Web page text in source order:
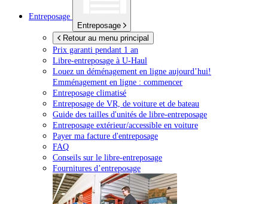
Entreposage
Entreposage
Retour au menu principal
Prix garanti pendant 1 an
Libre-entreposage à U-Haul
Louez un déménagement en ligne aujourd’hui!
Emménagement en ligne : commencer
Entreposage climatisé
Entreposage de VR, de voiture et de bateau
Guide des tailles d'unités de libre-entreposage
Entreposage extérieur/accessible en voiture
Payer ma facture d'entreposage
FAQ
Conseils sur le libre-entreposage
Fournitures d’entreposage